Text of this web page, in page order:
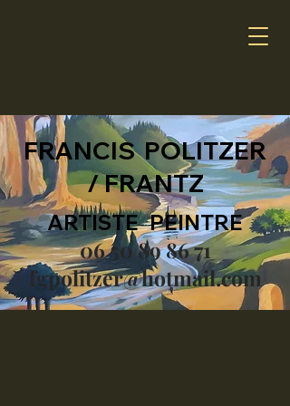
FRANCIS POLITZER
/ FRANTZ
ARTISTE PEINTRE
06 50 89 86 71
fgpolitzer@hotmail.com